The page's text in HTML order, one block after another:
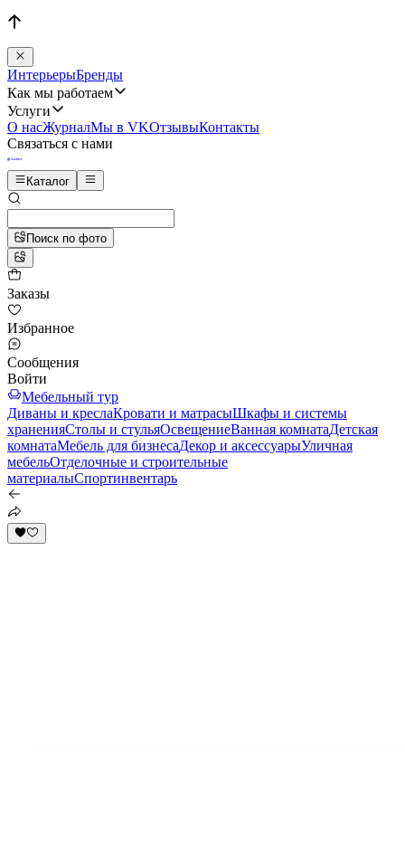
ИнтерьерыБренды
Как мы работаем
Услуги
О насЖурналМы в VKОтзывыКонтакты
Связаться с нами
Каталог
Поиск по фото
Заказы
Избранное
Сообщения
Войти
Мебельный тур
Диваны и креслаКровати и матрасыШкафы и системы
храненияСтолы и стульяОсвещениеВанная комнатаДетская
комнатаМебель для бизнесаДекор и аксессуарыУличная
мебельОтделочные и строительные
материалыСпортинвентарь